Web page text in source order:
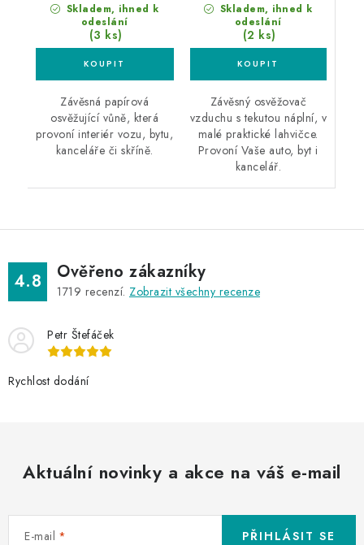
Skladem, ihned k
odeslání
(3 ks)
Závěsná papírová
osvěžující vůně, která
provoní interiér vozu, bytu,
kanceláře či skříně.
Skladem, ihned k
odeslání
(2 ks)
Závěsný osvěžovač
vzduchu s tekutou náplní, v
malé praktické lahvičce.
Provoní Vaše auto, byt i
kancelář.
4.8 Ověřeno zákazníky
1719 recenzí. Zobrazit všechny recenze
Petr Štefáček
Rychlost dodání
Aktuální novinky a akce na váš e-mail
E-mail PŘIHLÁSIT SE